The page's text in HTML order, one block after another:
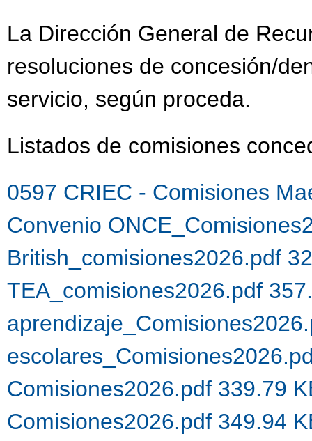
La Dirección General de
resoluciones de concesión/
servicio, según proceda.
Listados de comisiones
0597 CRIEC - Comisiones
Convenio
British_comisiones2026.pdf
TEA_comisiones2026.pdf
Comisiones2026.pdf 339.79
Comisiones2026.pdf 349.94